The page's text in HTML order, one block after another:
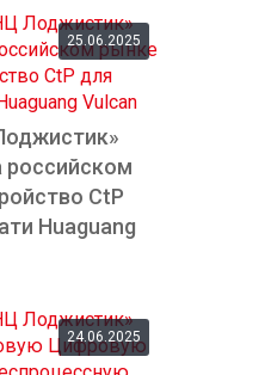
25.06.2025
российском
СtP
Huaguang
24.06.2025